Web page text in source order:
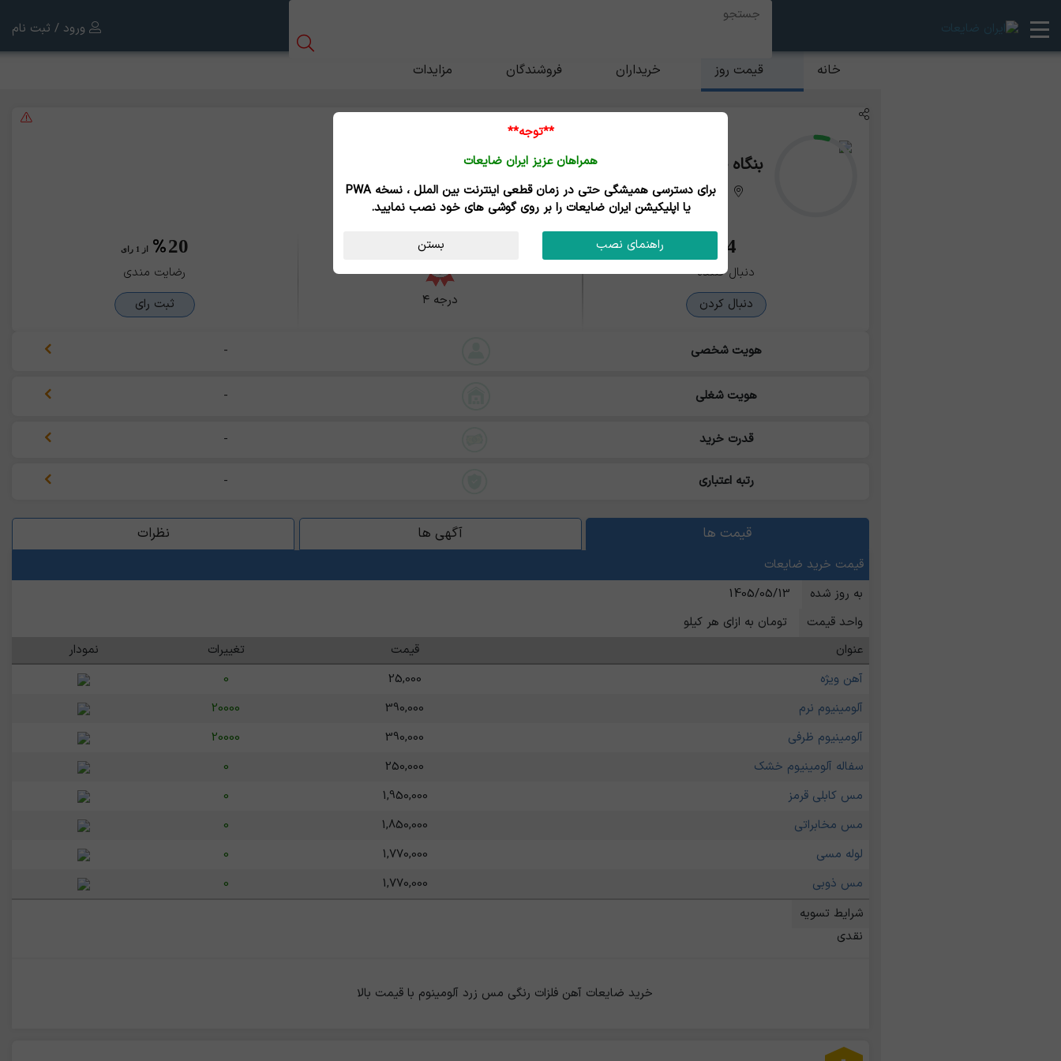
ورود / ثبت نام
خانه قیمت روز خریداران فروشندگان مزایدات
بنگاه ضایعات رشیدی
خوزستان - اهواز
24
دنبال کننده
دنبال کردن
درجه ۴
20 از 1 رای
رضایت مندی
ثبت رای
هویت شخصی -
هویت شغلی -
قدرت خرید -
رتبه اعتباری -
قیمت ها آگهی ها نظرات
قیمت خرید ضایعات
به روز شده
1405/05/13
واحد قیمت
تومان به ازای هر کیلو
عنوان
قیمت تغییرات
نمودار
آهن ویژه
25,000
0
آلومینیوم نرم
390,000
20000
آلومینیوم ظرفی
390,000
20000
سفاله آلومینیوم خشک
250,000
0
مس کابلی قرمز
1,950,000
0
مس مخابراتی
1,850,000
0
لوله مسی
1,770,000
0
مس ذوبی
1,770,000
0
شرایط تسویه
نقدی
**توجه**
همراهان عزیز ایران ضایعات
برای دسترسی همیشگی حتی در زمان قطعی اینترنت بین الملل ، نسخه PWA
یا اپلیکیشن ایران ضایعات را بر روی گوشی های خود نصب نمایید.
راهنمای نصب بستن